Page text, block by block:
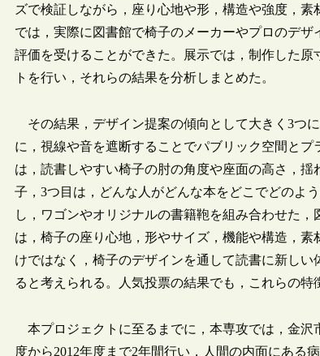
ズで検証しながら，座り心地や形，構造や強度，
では，実際に図書館で椅子のメーカーやプロのデ
評価を受けることができた。展示では，制作した
トを行い，それらの結果を分析しまとめた。
その結果，デザイン提案の傾向として大きく3つ
に，視線や音を遮断することでパブリック空間と
は，読書しやすい椅子の肘の角度や座面の高さ，
子，3つ目は，どんな人がどんな本をどこでどのよ
し，ワゴンやオリジナルの書籍鞄を組み合わせた
は，椅子の座り心地，形やサイズ，機能や構造，
けではなく，椅子のデザインを通して読書に新し
ると考えられる。人気投票の結果でも，これらの
本プロジェクトに至るまでに，本専攻では，金沢
度から2012年度まで2年間行い，人間の内面にある